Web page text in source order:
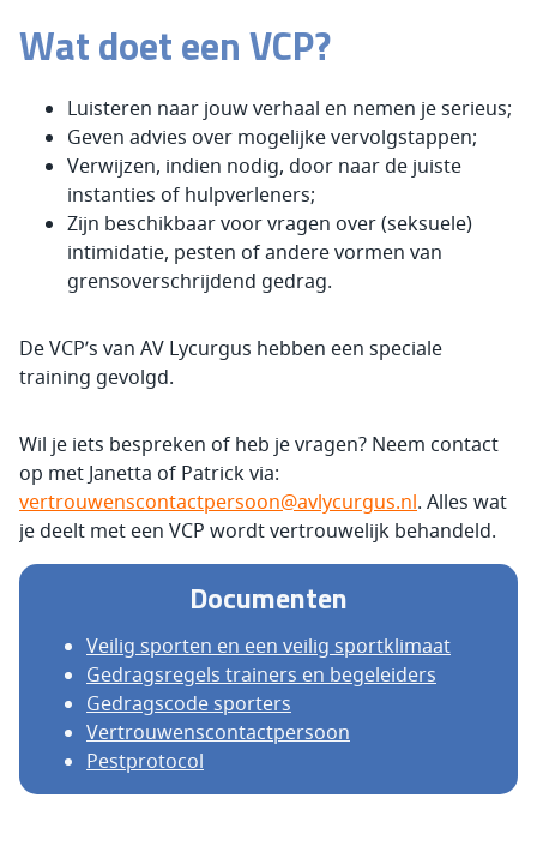
Wat doet een VCP?
Luisteren naar jouw verhaal en nemen je serieus;
Geven advies over mogelijke vervolgstappen;
Verwijzen, indien nodig, door naar de juiste
instanties of hulpverleners;
Zijn beschikbaar voor vragen over (seksuele)
intimidatie, pesten of andere vormen van
grensoverschrijdend gedrag.
De VCP’s van AV Lycurgus hebben een speciale
training gevolgd.
Wil je iets bespreken of heb je vragen? Neem contact
op met Janetta of Patrick via:
vertrouwenscontactpersoon@avlycurgus.nl. Alles wat
je deelt met een VCP wordt vertrouwelijk behandeld.
Documenten
Veilig sporten en een veilig sportklimaat
Gedragsregels trainers en begeleiders
Gedragscode sporters
Vertrouwenscontactpersoon
Pestprotocol